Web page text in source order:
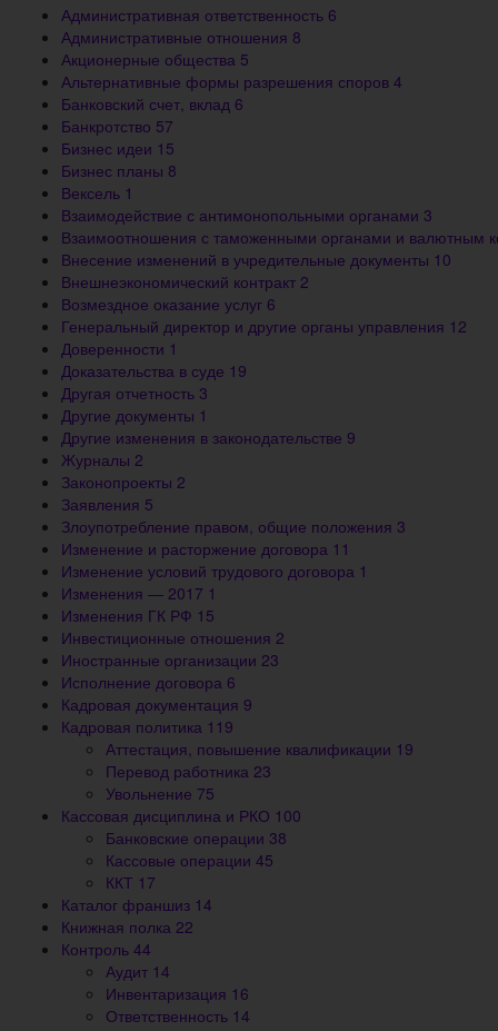
Административная ответственность 6
Административные отношения 8
Акционерные общества 5
Альтернативные формы разрешения споров 4
Банковский счет, вклад 6
Банкротство 57
Бизнес идеи 15
Бизнес планы 8
Вексель 1
Взаимодействие с антимонопольными органами 3
Взаимоотношения с таможенными органами и валютным
Внесение изменений в учредительные документы 10
Внешнеэкономический контракт 2
Возмездное оказание услуг 6
Генеральный директор и другие органы управления 12
Доверенности 1
Доказательства в суде 19
Другая отчетность 3
Другие документы 1
Другие изменения в законодательстве 9
Журналы 2
Законопроекты 2
Заявления 5
Злоупотребление правом, общие положения 3
Изменение и расторжение договора 11
Изменение условий трудового договора 1
Изменения — 2017 1
Изменения ГК РФ 15
Инвестиционные отношения 2
Иностранные организации 23
Исполнение договора 6
Кадровая документация 9
Кадровая политика 119
Аттестация, повышение квалификации 19
Перевод работника 23
Увольнение 75
Кассовая дисциплина и РКО 100
Банковские операции 38
Кассовые операции 45
ККТ 17
Каталог франшиз 14
Книжная полка 22
Контроль 44
Аудит 14
Инвентаризация 16
Ответственность 14